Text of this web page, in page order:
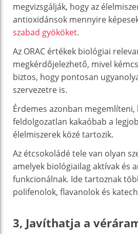
megvizsgálják, hogy az
antioxidánsok mennyire
szabad gyököket.
Az ORAC értékek biológiai
megkérdőjelezhető, mivel
biztos, hogy pontosan
szervezetre is.
Érdemes azonban megemlíteni,
feldolgozatlan kakaóbab a
élelmiszerek közé tartozik.
Az étcsokoládé tele van olyan
amelyek biológiailag aktívak és
funkcionálnak. Ide tartoznak
polifenolok, flavanolok és
3, Javíthatja a